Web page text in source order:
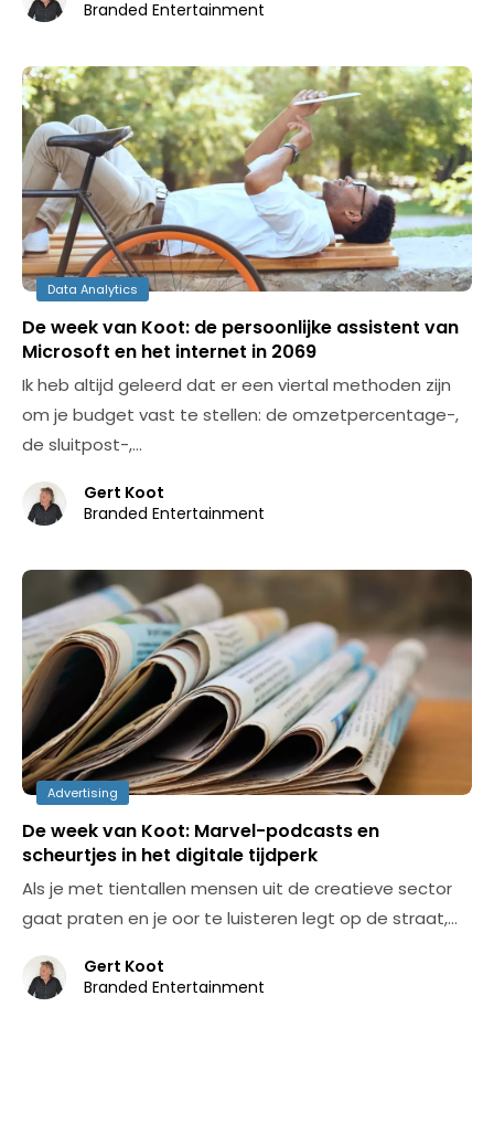
Branded Entertainment
Data Analytics
De week van Koot: de persoonlijke assistent van
Microsoft en het internet in 2069
Ik heb altijd geleerd dat er een viertal methoden zijn
om je budget vast te stellen: de omzetpercentage-,
de sluitpost-,…
Gert Koot
Branded Entertainment
Advertising
De week van Koot: Marvel-podcasts en
scheurtjes in het digitale tijdperk
Als je met tientallen mensen uit de creatieve sector
gaat praten en je oor te luisteren legt op de straat,…
Gert Koot
Branded Entertainment